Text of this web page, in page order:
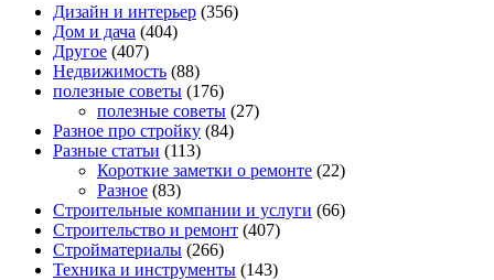
Дизайн и интерьер (356)
Дом и дача (404)
Другое (407)
Недвижимость (88)
полезные советы (176)
полезные советы (27)
Разное про стройку (84)
Разные статьи (113)
Короткие заметки о ремонте (22)
Разное (83)
Строительные компании и услуги (66)
Строительство и ремонт (407)
Стройматериалы (266)
Техника и инструменты (143)